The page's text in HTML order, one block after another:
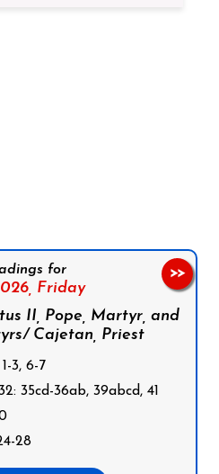
for
Friday
II, Pope, Martyr, and
Cajetan, Priest
3, 6-7
35cd-36ab, 39abcd, 41
28
>>